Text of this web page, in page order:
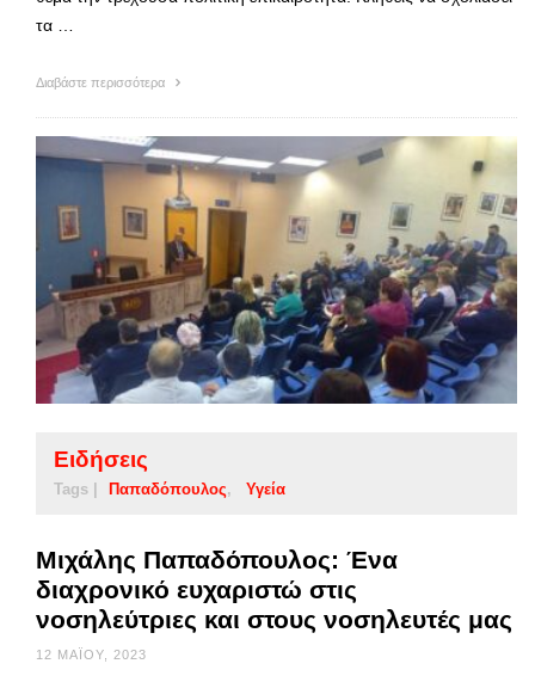
τα …
Διαβάστε περισσότερα
Ειδήσεις
Tags | Παπαδόπουλος Υγεία
Μιχάλης Παπαδόπουλος: Ένα
διαχρονικό ευχαριστώ στις
νοσηλεύτριες και στους νοσηλευτές μας
12 ΜΑΪ́ΟΥ, 2023